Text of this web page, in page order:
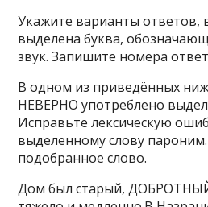
Укажите варианты ответов,
выделена буква,
звук. Запишите номера
В одном из приведённых
НЕВЕРНО употреблено
Исправьте лексическую
выделенному слову
подобранное слово.
Дом был старый,